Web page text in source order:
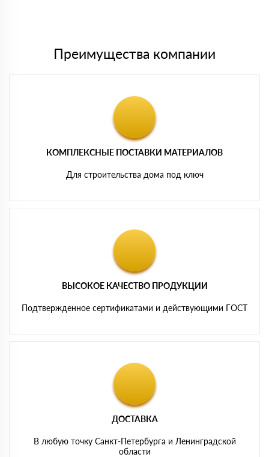
Преимущества компании
КОМПЛЕКСНЫЕ ПОСТАВКИ МАТЕРИАЛОВ
Для строительства дома под ключ
ВЫСОКОЕ КАЧЕСТВО ПРОДУКЦИИ
Подтвержденное сертификатами и действующими ГОСТ
ДОСТАВКА
В любую точку Санкт-Петербурга и Ленинградской
области